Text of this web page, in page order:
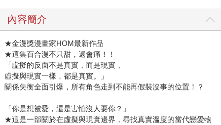
內容簡介
★金漫獎漫畫家HOM最新作品
★這集百合漫不只甜，還會痛！！
「虛擬的反面不是真實，而是現實，
虛擬與現實一樣，都是真實。」
關係失衡全面引爆，所有角色走到不能再假裝沒事的位置！？
「你是想被愛，還是害怕沒人要你？」
★這是一部關於在虛擬與現實邊界，尋找真實溫度的當代戀愛物